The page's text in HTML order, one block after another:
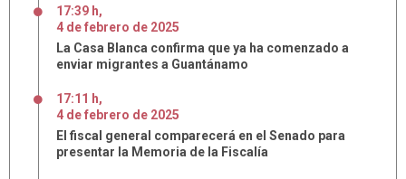
17:39 h,
4 defebrero de 2025
La Casa Blanca confirma que ya ha comenzado a
enviar migrantes a Guantánamo
17:11 h,
4 defebrero de 2025
El fiscal general comparecerá en el Senado para
presentar la Memoria de la Fiscalía